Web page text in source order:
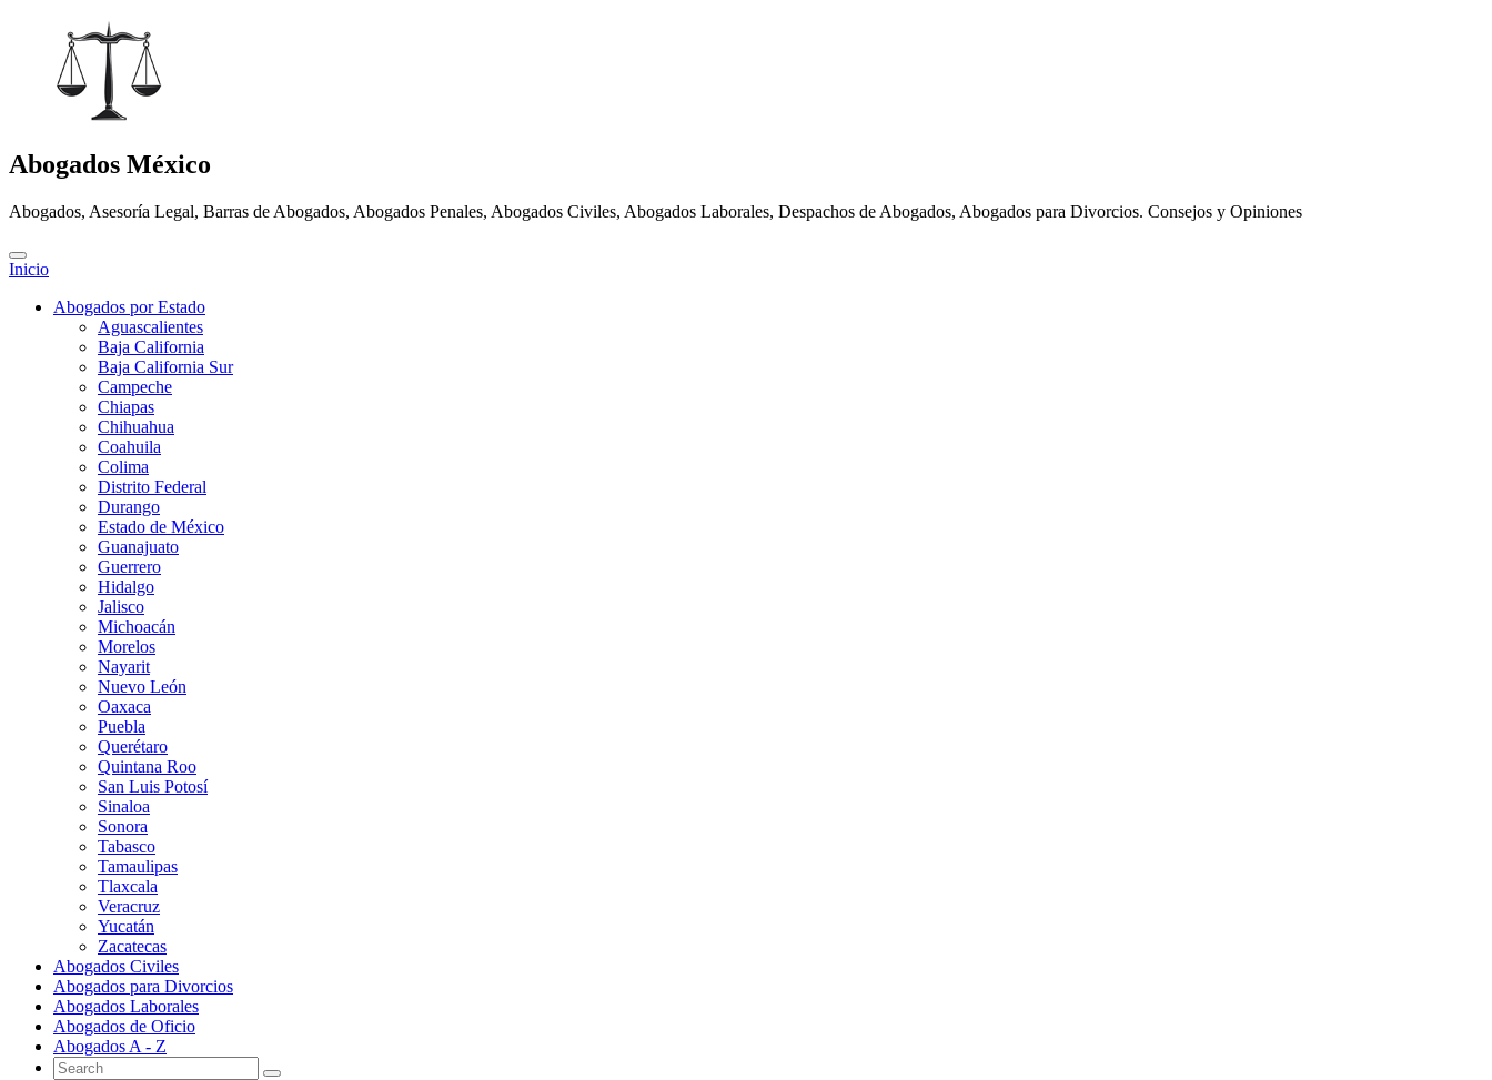
Abogados México
Abogados, Asesoría Legal, Barras de Abogados, Abogados Penales, Abogados Civiles, Abogados Laborales, Despachos de Abogados, Abogados para Divorcios. Consejos y Opiniones
Inicio
Abogados por Estado
Aguascalientes
Baja California
Baja California Sur
Campeche
Chiapas
Chihuahua
Coahuila
Colima
Distrito Federal
Durango
Estado de México
Guanajuato
Guerrero
Hidalgo
Jalisco
Michoacán
Morelos
Nayarit
Nuevo León
Oaxaca
Puebla
Querétaro
Quintana Roo
San Luis Potosí
Sinaloa
Sonora
Tabasco
Tamaulipas
Tlaxcala
Veracruz
Yucatán
Zacatecas
Abogados Civiles
Abogados para Divorcios
Abogados Laborales
Abogados de Oficio
Abogados A - Z